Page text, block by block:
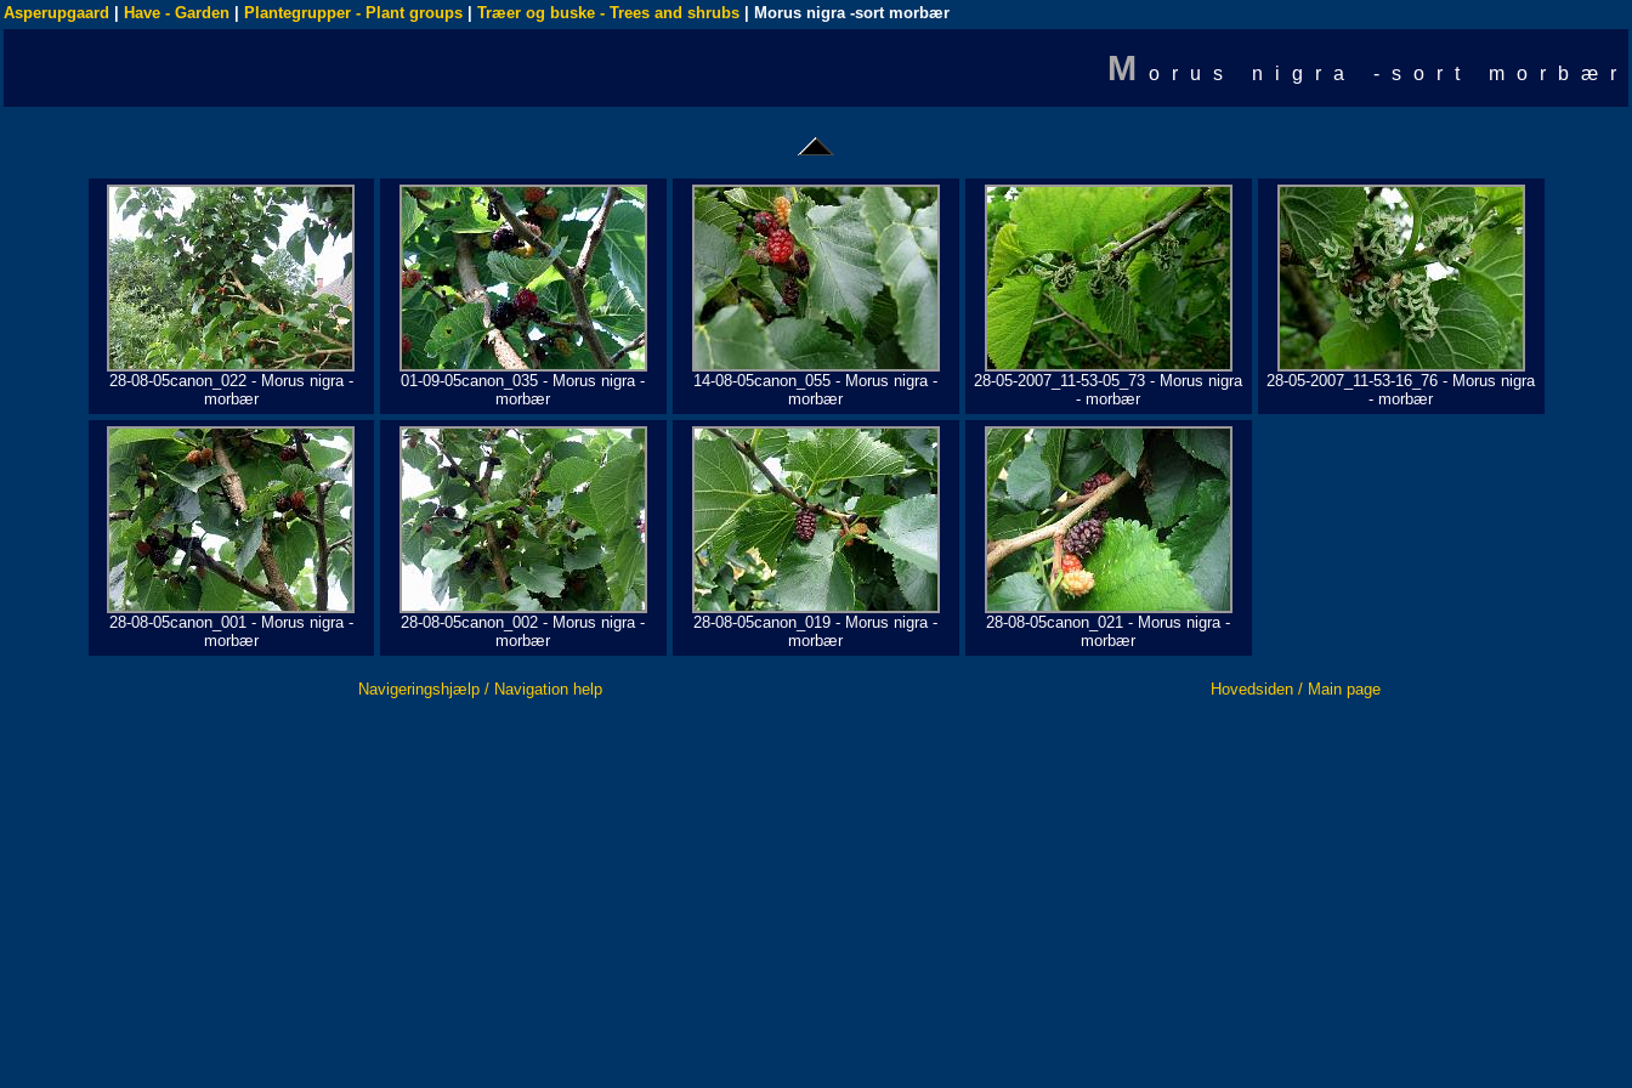
Asperupgaard Have - Garden Plantegrupper - Plant groups Træer og buske - Trees and shrubs | Morus nigra -sort morbær
M orus nigra -sort morbær
28-08-05canon_022 - Morus nigra -
morbær
01-09-05canon_035 - Morus nigra -
morbær
14-08-05canon_055 - Morus nigra -
morbær
28-05-2007_11-53-05_73 - Morus nigra
- morbær
28-05-2007_11-53-16_76 - Morus nigra
- morbær
28-08-05canon_001 - Morus nigra -
morbær
28-08-05canon_002 - Morus nigra -
morbær
28-08-05canon_019 - Morus nigra -
morbær
28-08-05canon_021 - Morus nigra -
morbær
Navigeringshjælp / Navigation help Hovedsiden / Main page